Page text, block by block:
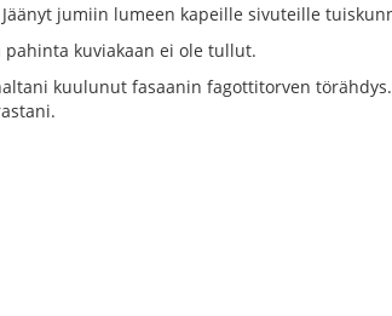
jumiin lumeen kapeille sivuteille
kuviakaan ei ole tullut.
kuulunut fasaanin fagottitorven